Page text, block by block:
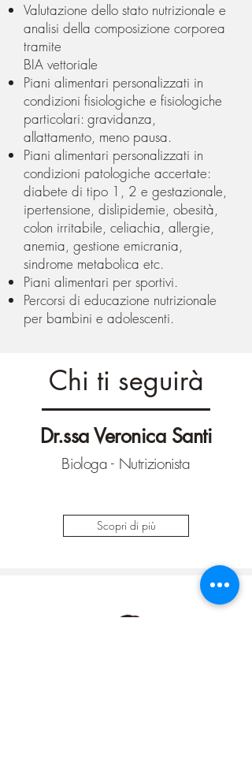
Valutazione dello stato nutrizionale e
analisi della composizione corporea
tramite
BIA vettoriale
Piani alimentari personalizzati in
condizioni fisiologiche e fisiologiche
particolari: gravidanza,
allattamento, meno pausa.
Piani alimentari personalizzati in
condizioni patologiche accertate:
diabete di tipo 1, 2 e gestazionale,
ipertensione, dislipidemie, obesità,
colon irritabile, celiachia, allergie,
anemia, gestione emicrania,
sindrome metabolica etc.
Piani alimentari per sportivi.
Percorsi di educazione nutrizionale
per bambini e adolescenti.
Chi ti seguirà
Dr.ssa Veronica Santi
Biologa - Nutrizionista
Scopri di più